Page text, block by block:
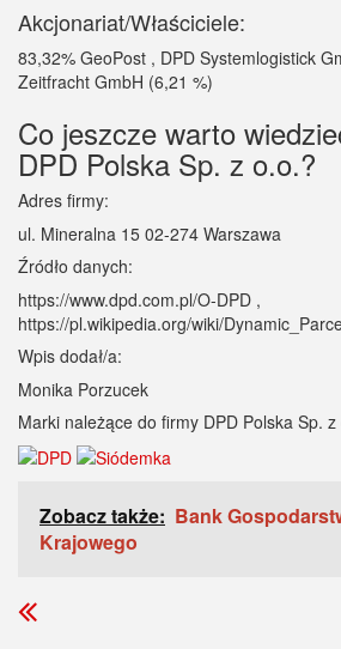
Akcjonariat/Właściciele:
83,32% GeoPost , DPD Systemlogistick
Zeitfracht GmbH (6,21 %)
Co jeszcze warto
DPD Polska Sp. z o.o.?
Adres firmy:
ul. Mineralna 15 02-274 Warszawa
Źródło danych:
https://www.dpd.com.pl/O-DPD ,
https://pl.wikipedia.org/wiki/
Wpis dodał/a:
Monika Porzucek
Marki należące do firmy DPD Polska Sp. z
Zobacz także: Bank
Krajowego